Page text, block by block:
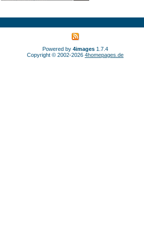
Powered by 4images 1.7.4
Copyright © 2002-2026 4homepages.de